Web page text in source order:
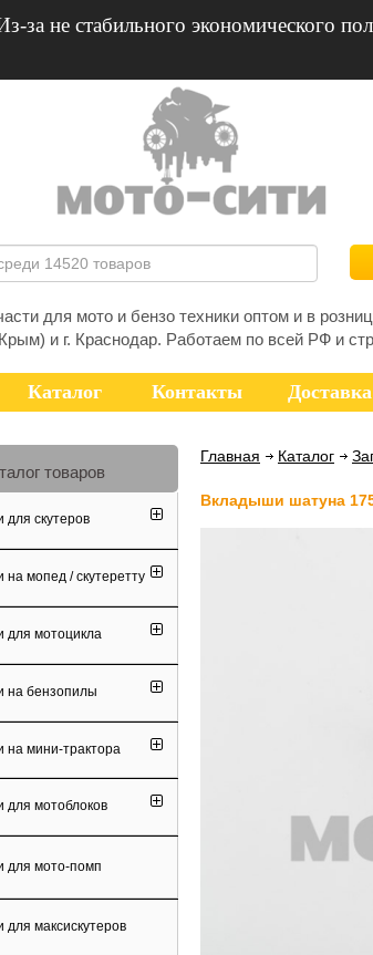
за не стабильного экономического
для мото и бензо техники оптом и в
и г. Краснодар. Работаем по всей РФ и
Каталог Контакты Доставка
Главная Каталог
Вкладыши шатуна
товаров
для скутеров
на мопед / скутеретту
для мотоцикла
на бензопилы
на мини-трактора
для мотоблоков
для мото-помп
для максискутеров